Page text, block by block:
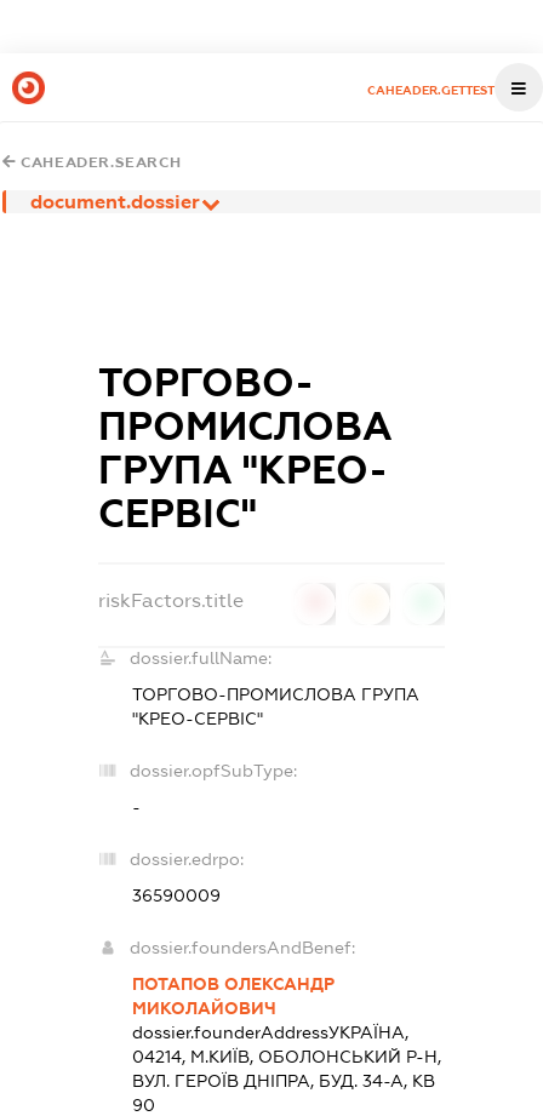
CAHEADER.GETTEST
CAHEADER.SEARCH
document.dossier
ТОРГОВО-
ПРОМИСЛОВА
ГРУПА "КРЕО-
СЕРВІС"
riskFactors.title
dossier.fullName:
ТОРГОВО-ПРОМИСЛОВА ГРУПА
"КРЕО-СЕРВІС"
dossier.opfSubType:
-
dossier.edrpo:
36590009
dossier.foundersAndBenef:
ПОТАПОВ ОЛЕКСАНДР
МИКОЛАЙОВИЧ
dossier.founderAddressУКРАЇНА,
04214, М.КИЇВ, ОБОЛОНСЬКИЙ Р-Н,
ВУЛ. ГЕРОЇВ ДНІПРА, БУД. 34-А, КВ
90